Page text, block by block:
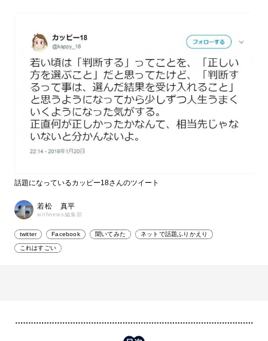
話題になっているカッピー18さんのツイート
若松 真平
withnews編集部
twitter Facebook 聞いてみた ネットで話題ふりかえり
これはすごい